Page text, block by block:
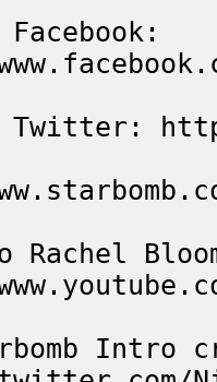
Facebook:
Twitter:
Rachel
Intro